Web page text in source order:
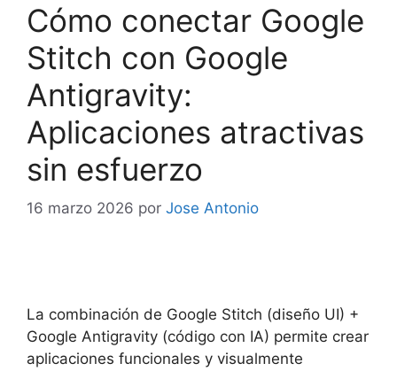
Cómo conectar Google
Stitch con Google
Antigravity:
Aplicaciones atractivas
sin esfuerzo
16 marzo 2026 por Jose Antonio
La combinación de Google Stitch (diseño UI) +
Google Antigravity (código con IA) permite crear
aplicaciones funcionales y visualmente